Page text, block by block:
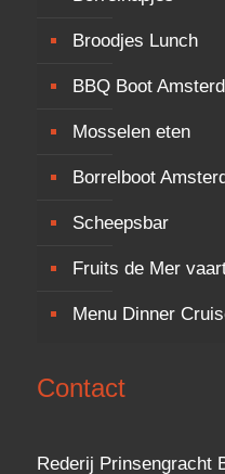
Broodjes Lunch
BBQ Boot
Mosselen eten
Borrelboot
Scheepsbar
Fruits de Mer
Menu Dinner
Contact
Rederij Prinsengracht